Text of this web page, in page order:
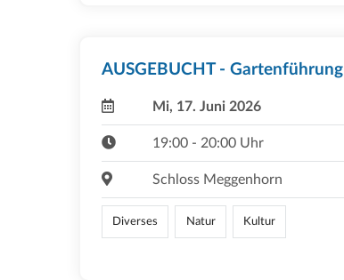
AUSGEBUCHT - Gartenführung
Mi, 17. Juni 2026
19:00 - 20:00 Uhr
Schloss Meggenhorn
Diverses Natur Kultur